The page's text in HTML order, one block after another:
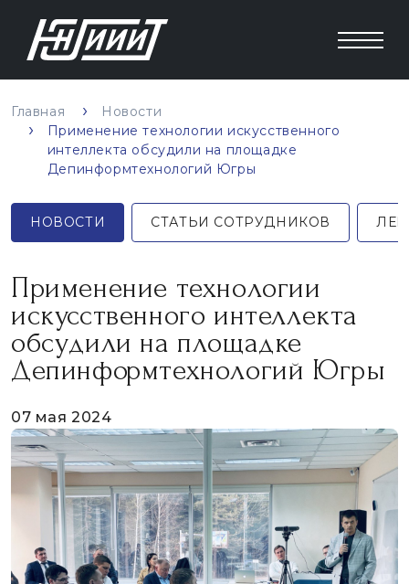
Главная
Новости
Применение технологии искусственного
интеллекта обсудили на площадке
Депинформтехнологий Югры
НОВОСТИ СТАТЬИ СОТРУДНИКОВ
Применение технологии
искусственного интеллекта
обсудили на площадке
Депинформтехнологий Югры
07 мая 2024